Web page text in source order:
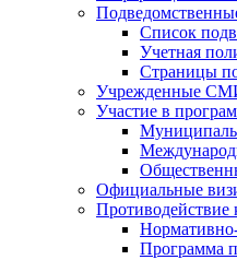
Список
Учетная
Страницы
Учрежденные
Участие в
Официальные
Противодействие
Программа